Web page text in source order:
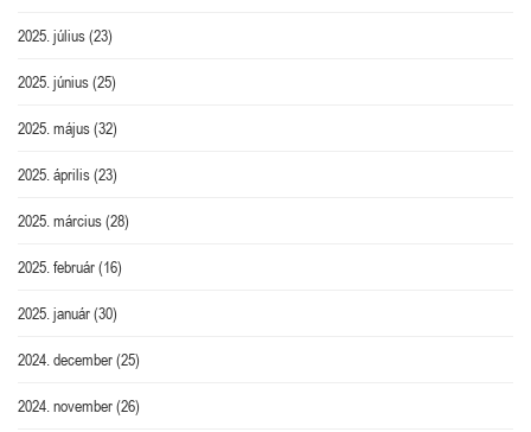
2025. július(23)
2025. június(25)
2025. május(32)
2025. április(23)
2025. március(28)
2025. február(16)
2025. január(30)
2024. december(25)
2024. november(26)